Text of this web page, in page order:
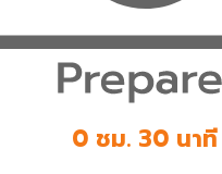
0 ชม. 30 นาที